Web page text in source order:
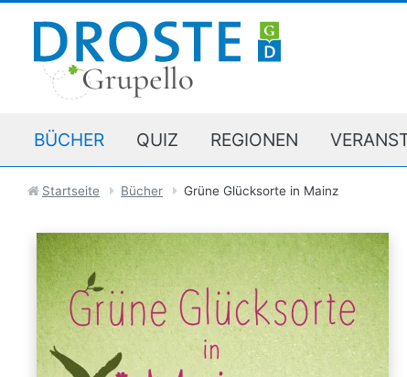
BÜCHER QUIZ REGIONEN
Startseite Bücher Grüne Glücksorte in Mainz